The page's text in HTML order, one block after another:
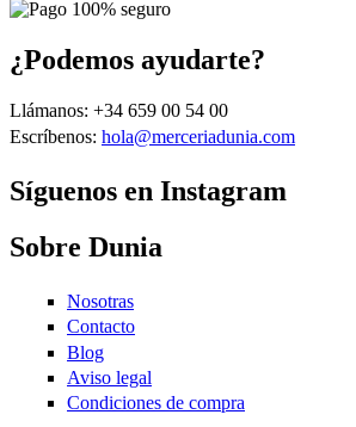
¿Podemos ayudarte?
Llámanos: +34 659 00 54 00
Escríbenos: hola@merceriadunia.com
Síguenos en Instagram
Sobre Dunia
Nosotras
Contacto
Blog
Aviso legal
Condiciones de compra